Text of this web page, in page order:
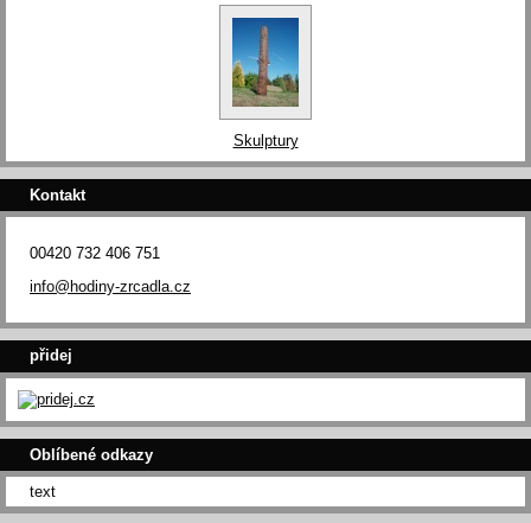
Skulptury
Kontakt
00420 732 406 751
info@hodiny-zrcadla.cz
přidej
Oblíbené odkazy
text